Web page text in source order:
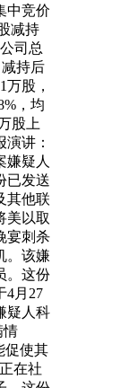
中竞价
减持
司总
减持后
万股，
，均
股上
讲：
嫌疑人
已发送
其他联
美以取
宴刺杀
。该嫌
。这份
4月27
疑人科
情
促使其
在社